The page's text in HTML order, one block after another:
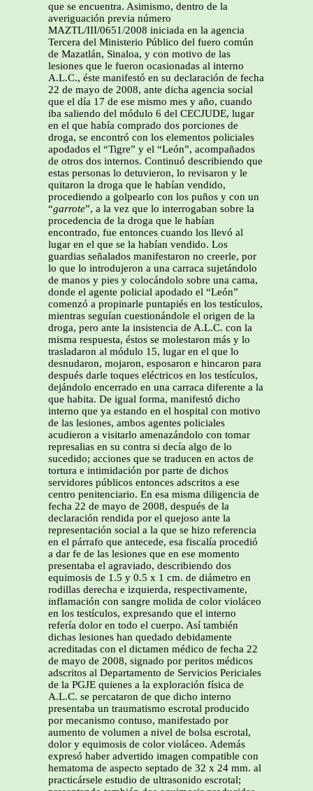
que se encuentra. Asimismo, dentro de la
averiguación previa número
MAZTL/III/0651/2008 iniciada en la agencia
Tercera del Ministerio Público del fuero común
de Mazatlán, Sinaloa, y con motivo de las
lesiones que le fueron ocasionadas al interno
A.L.C., éste manifestó en su declaración de fecha
22 de mayo de 2008, ante dicha agencia social
que el día 17 de ese mismo mes y año, cuando
iba saliendo del módulo 6 del CECJUDE, lugar
en el que había comprado dos porciones de
droga, se encontró con los elementos policiales
apodados el “Tigre” y el “León”, acompañados
de otros dos internos. Continuó describiendo que
estas personas lo detuvieron, lo revisaron y le
quitaron la droga que le habían vendido,
procediendo a golpearlo con los puños y con un
“garrote”, a la vez que lo interrogaban sobre la
procedencia de la droga que le habían
encontrado, fue entonces cuando los llevó al
lugar en el que se la habían vendido. Los
guardias señalados manifestaron no creerle, por
lo que lo introdujeron a una carraca sujetándolo
de manos y pies y colocándolo sobre una cama,
donde el agente policial apodado el “León”
comenzó a propinarle puntapiés en los testículos,
mientras seguían cuestionándole el origen de la
droga, pero ante la insistencia de A.L.C. con la
misma respuesta, éstos se molestaron más y lo
trasladaron al módulo 15, lugar en el que lo
desnudaron, mojaron, esposaron e hincaron para
después darle toques eléctricos en los testículos,
dejándolo encerrado en una carraca diferente a la
que habita. De igual forma, manifestó dicho
interno que ya estando en el hospital con motivo
de las lesiones, ambos agentes policiales
acudieron a visitarlo amenazándolo con tomar
represalias en su contra si decía algo de lo
sucedido; acciones que se traducen en actos de
tortura e intimidación por parte de dichos
servidores públicos entonces adscritos a ese
centro penitenciario. En esa misma diligencia de
fecha 22 de mayo de 2008, después de la
declaración rendida por el quejoso ante la
representación social a la que se hizo referencia
en el párrafo que antecede, esa fiscalía procedió
a dar fe de las lesiones que en ese momento
presentaba el agraviado, describiendo dos
equimosis de 1.5 y 0.5 x 1 cm. de diámetro en
rodillas derecha e izquierda, respectivamente,
inflamación con sangre molida de color violáceo
en los testículos, expresando que el interno
refería dolor en todo el cuerpo. Así también
dichas lesiones han quedado debidamente
acreditadas con el dictamen médico de fecha 22
de mayo de 2008, signado por peritos médicos
adscritos al Departamento de Servicios Periciales
de la PGJE quienes a la exploración física de
A.L.C. se percataron de que dicho interno
presentaba un traumatismo escrotal producido
por mecanismo contuso, manifestado por
aumento de volumen a nivel de bolsa escrotal,
dolor y equimosis de color violáceo. Además
expresó haber advertido imagen compatible con
hematoma de aspecto septado de 32 x 24 mm. al
practicársele estudio de ultrasonido escrotal;